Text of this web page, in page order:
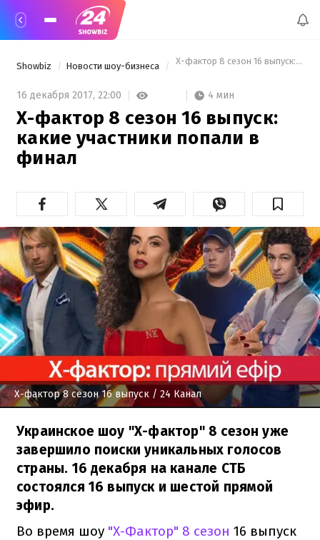
Showbiz Новости шоу-бизнеса Х-фактор 8 сезон 16 выпуск:
16 декабря 2017, 22:00 4 мин
Х-фактор 8 сезон 16 выпуск:
какие участники попали в
финал
Х-фактор 8 сезон 16 выпуск / 24 Канал
Украинское шоу "Х-фактор" 8 сезон уже
завершило поиски уникальных голосов
страны. 16 декабря на канале СТБ
состоялся 16 выпуск и шестой прямой
эфир.
Во время шоу "Х-Фактор" 8 сезон 16 выпуск